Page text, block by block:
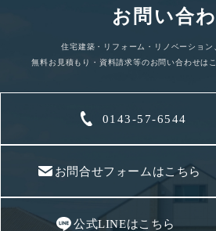
お問い合
住宅建築・リフォーム・リノベーション
無料お見積もり・資料請求等のお問い合わせは
0143-57-6544
お問合せフォームはこちら
公式LINEはこちら